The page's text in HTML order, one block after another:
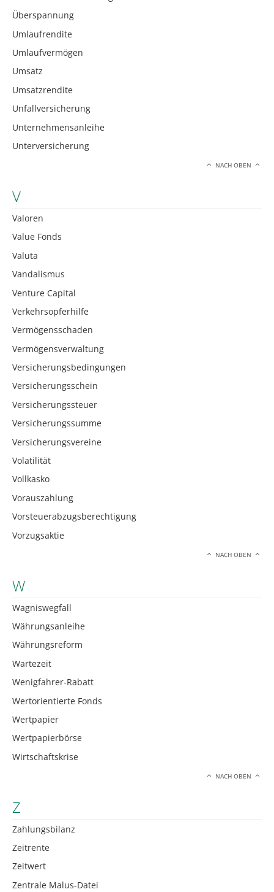
Überspannung
Umlaufrendite
Umlaufvermögen
Umsatz
Umsatzrendite
Unfallversicherung
Unternehmensanleihe
Unterversicherung
NACH OBEN
V
Valoren
Value Fonds
Valuta
Vandalismus
Venture Capital
Verkehrsopferhilfe
Vermögensschaden
Vermögensverwaltung
Versicherungsbedingungen
Versicherungsschein
Versicherungssteuer
Versicherungssumme
Versicherungsvereine
Volatilität
Vollkasko
Vorauszahlung
Vorsteuerabzugsberechtigung
Vorzugsaktie
NACH OBEN
W
Wagniswegfall
Währungsanleihe
Währungsreform
Wartezeit
Wenigfahrer-Rabatt
Wertorientierte Fonds
Wertpapier
Wertpapierbörse
Wirtschaftskrise
NACH OBEN
Z
Zahlungsbilanz
Zeitrente
Zeitwert
Zentrale Malus-Datei